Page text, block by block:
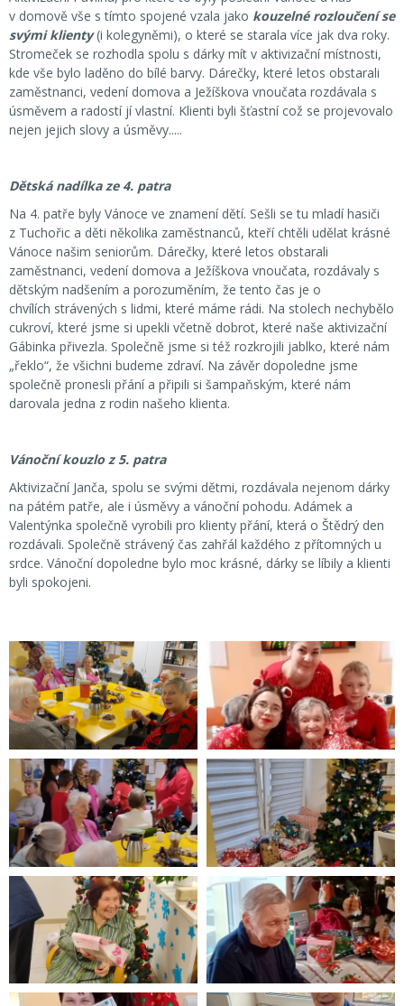
v domově vše s tímto spojené vzala jako kouzelné rozloučení se
svými klienty(i kolegyněmi), o které se starala více jak dva roky.
Stromeček se rozhodla spolu s dárky mít v aktivizační místnosti,
kde vše bylo laděno do bílé barvy. Dárečky, které letos obstarali
zaměstnanci, vedení domova a Ježíškova vnoučata rozdávala s
úsměvem a radostí jí vlastní. Klienti byli šťastní což se projevovalo
nejen jejich slovy a úsměvy.....
Dětská nadílka ze 4. patra
Na 4. patře byly Vánoce ve znamení dětí. Sešli se tu mladí hasiči
z Tuchořic a děti několika zaměstnanců, kteří chtěli udělat krásné
Vánoce našim seniorům. Dárečky, které letos obstarali
zaměstnanci, vedení domova a Ježíškova vnoučata, rozdávaly s
dětským nadšením a porozuměním, že tento čas je o
chvílích strávených s lidmi, které máme rádi. Na stolech nechybělo
cukroví, které jsme si upekli včetně dobrot, které naše aktivizační
Gábinka přivezla. Společně jsme si též rozkrojili jablko, které nám
„řeklo“, že všichni budeme zdraví. Na závěr dopoledne jsme
společně pronesli přání a připili si šampaňským, které nám
darovala jedna z rodin našeho klienta.
Vánoční kouzlo z 5. patra
Aktivizační Janča, spolu se svými dětmi, rozdávala nejenom dárky
na pátém patře, ale i úsměvy a vánoční pohodu. Adámek a
Valentýnka společně vyrobili pro klienty přání, která o Štědrý den
rozdávali. Společně strávený čas zahřál každého z přítomných u
srdce. Vánoční dopoledne bylo moc krásné, dárky se líbily a klienti
byli spokojeni.